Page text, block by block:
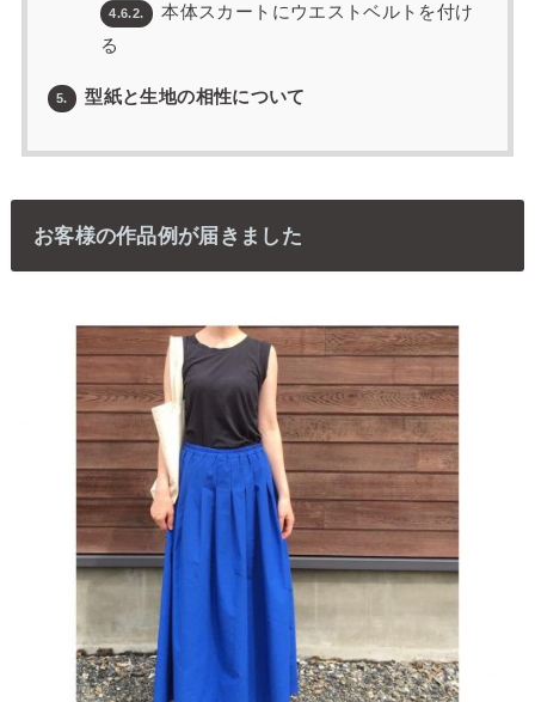
4.6.2.
本体スカートにウエストベルトを付け
る
5. 型紙と生地の相性について
お客様の作品例が届きました